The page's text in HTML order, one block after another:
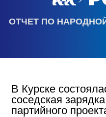
ОТЧЕТ ПО
В Курске
соседская
партийного